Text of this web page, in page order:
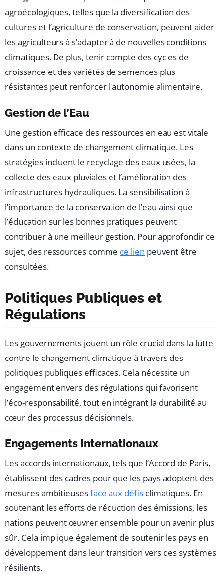
agroécologiques, telles que la diversification des
cultures et l’agriculture de conservation, peuvent aider
les agriculteurs à s’adapter à de nouvelles conditions
climatiques. De plus, tenir compte des cycles de
croissance et des variétés de semences plus
résistantes peut renforcer l’autonomie alimentaire.
Gestion de l’Eau
Une gestion efficace des ressources en eau est vitale
dans un contexte de changement climatique. Les
stratégies incluent le recyclage des eaux usées, la
collecte des eaux pluviales et l’amélioration des
infrastructures hydrauliques. La sensibilisation à
l’importance de la conservation de l’eau ainsi que
l’éducation sur les bonnes pratiques peuvent
contribuer à une meilleur gestion. Pour approfondir ce
sujet, des ressources comme ce lien peuvent être
consultées.
Politiques Publiques et
Régulations
Les gouvernements jouent un rôle crucial dans la lutte
contre le changement climatique à travers des
politiques publiques efficaces. Cela nécessite un
engagement envers des régulations qui favorisent
l’éco-responsabilité, tout en intégrant la durabilité au
cœur des processus décisionnels.
Engagements Internationaux
Les accords internationaux, tels que l’Accord de Paris,
établissent des cadres pour que les pays adoptent des
mesures ambitieusesface aux défis climatiques. En
soutenant les efforts de réduction des émissions, les
nations peuvent œuvrer ensemble pour un avenir plus
sûr. Cela implique également de soutenir les pays en
développement dans leur transition vers des systèmes
résilients.